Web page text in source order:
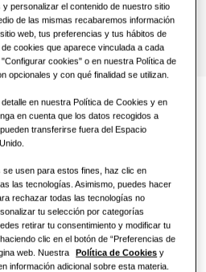
y cómodo
Split y TDM Plus ofrece una
control fáciles de usar que
El control táctil dispone
de idioma y pantalla a
para las funciones de
supervisión energética,
personalizar el contenido de nuestro sitio
de las mismas recabaremos información
web, tus preferencias y tus hábitos de
cookies que aparece vinculada a cada
cookies" o en nuestra Política de
opcionales y con qué finalidad se utilizan.
en nuestra Política de Cookies y en
en cuenta que los datos recogidos a
transferirse fuera del Espacio
usen para estos fines, haz clic en
las tecnologías. Asimismo, puedes hacer
rechazar todas las tecnologías no
tu selección por categorías
retirar tu consentimiento y modificar tu
clic en el botón de “Preferencias de
web. Nuestra
Política de Cookies y
información adicional sobre esta materia.